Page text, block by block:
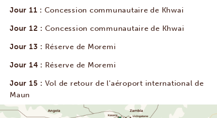
Jour 11 : Concession communautaire de Khwai
Jour 12 : Concession communautaire de Khwai
Jour 13 : Réserve de Moremi
Jour 14 : Réserve de Moremi
Jour 15 : Vol de retour de l'aéroport international de
Maun